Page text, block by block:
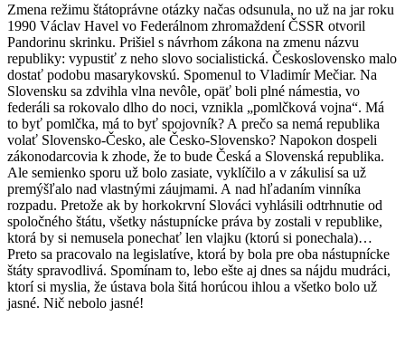
Zmena režimu štátoprávne otázky načas odsunula, no už na jar roku
1990 Václav Havel vo Federálnom zhromaždení ČSSR otvoril
Pandorinu skrinku. Prišiel s návrhom zákona na zmenu názvu
republiky: vypustiť z neho slovo socialistická. Československo malo
dostať podobu masarykovskú. Spomenul to Vladimír Mečiar. Na
Slovensku sa zdvihla vlna nevôle, opäť boli plné námestia, vo
federáli sa rokovalo dlho do noci, vznikla „pomlčková vojna“. Má
to byť pomlčka, má to byť spojovník? A prečo sa nemá republika
volať Slovensko-Česko, ale Česko-Slovensko? Napokon dospeli
zákonodarcovia k zhode, že to bude Česká a Slovenská republika.
Ale semienko sporu už bolo zasiate, vyklíčilo a v zákulisí sa už
premýšľalo nad vlastnými záujmami. A nad hľadaním vinníka
rozpadu. Pretože ak by horkokrvní Slováci vyhlásili odtrhnutie od
spoločného štátu, všetky nástupnícke práva by zostali v republike,
ktorá by si nemusela ponechať len vlajku (ktorú si ponechala)…
Preto sa pracovalo na legislatíve, ktorá by bola pre oba nástupnícke
štáty spravodlivá. Spomínam to, lebo ešte aj dnes sa nájdu mudráci,
ktorí si myslia, že ústava bola šitá horúcou ihlou a všetko bolo už
jasné. Nič nebolo jasné!